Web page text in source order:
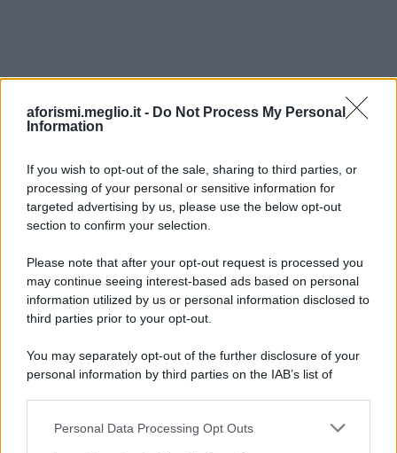
aforismi.meglio.it - Do Not Process My Personal
Information
If you wish to opt-out of the sale, sharing to third parties, or
processing of your personal or sensitive information for
targeted advertising by us, please use the below opt-out
section to confirm your selection.
Please note that after your opt-out request is processed you
may continue seeing interest-based ads based on personal
information utilized by us or personal information disclosed to
third parties prior to your opt-out.
You may separately opt-out of the further disclosure of your
personal information by third parties on the IAB’s list of
This information may also be disclosed by us to third parties
Personal Data Processing Opt Outs
Ricevi LE FRASI PIÙ BELLE via e-mail
E-mail